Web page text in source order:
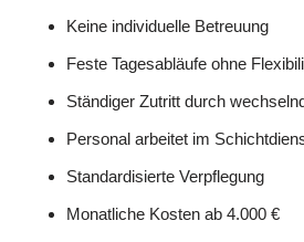
Keine individuelle Betreuung
Feste Tagesabläufe ohne
Ständiger Zutritt durch
Personal arbeitet im
Standardisierte Verpflegung
Monatliche Kosten ab 4.000 €